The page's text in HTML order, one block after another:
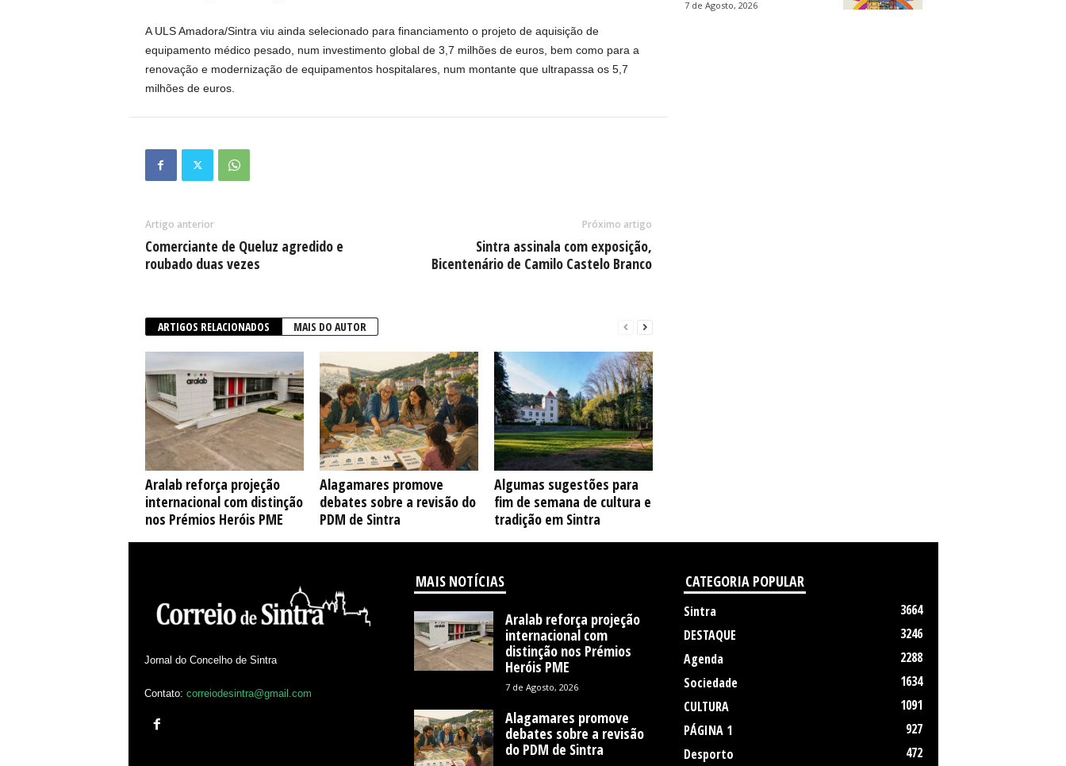
A ULS Amadora/Sintra viu ainda selecionado para financiamento o projeto de aquisição de
equipamento médico pesado, num investimento global de 3,7 milhões de euros, bem como para a
renovação e modernização de equipamentos hospitalares, num montante que ultrapassa os 5,7
milhões de euros.
Artigo anterior
Comerciante de Queluz agredido e
roubado duas vezes
Próximo artigo
Sintra assinala com exposição,
Bicentenário de Camilo Castelo Branco
ARTIGOS RELACIONADOS MAIS DO AUTOR
Aralab reforça projeção
internacional com distinção
nos Prémios Heróis PME
Alagamares promove
debates sobre a revisão do
PDM de Sintra
Algumas sugestões para
fim de semana de cultura e
tradição em Sintra
7 de Agosto, 2026
Jornal do Concelho de Sintra
Contato: correiodesintra@gmail.com
MAIS NOTÍCIAS
Aralab reforça projeção
internacional com
distinção nos Prémios
Heróis PME
7 de Agosto, 2026
Alagamares promove
debates sobre a revisão
do PDM de Sintra
CATEGORIA POPULAR
Sintra
3664
DESTAQUE
3246
Agenda
2288
Sociedade
1634
CULTURA
1091
PÁGINA 1
927
Desporto
472